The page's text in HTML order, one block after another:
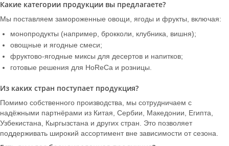
Какие категории продукции вы предлагаете?
Мы поставляем замороженные овощи, ягоды и фрукты, включая:
монопродукты (например, брокколи, клубника, вишня);
овощные и ягодные смеси;
фруктово-ягодные миксы для десертов и напитков;
готовые решения для HoReCa и розницы.
Из каких стран поступает продукция?
Помимо собственного производства, мы сотрудничаем с
надёжными партнёрами из Китая, Сербии, Македонии, Египта,
Узбекистана, Кыргызстана и других стран. Это позволяет
поддерживать широкий ассортимент вне зависимости от сезона.